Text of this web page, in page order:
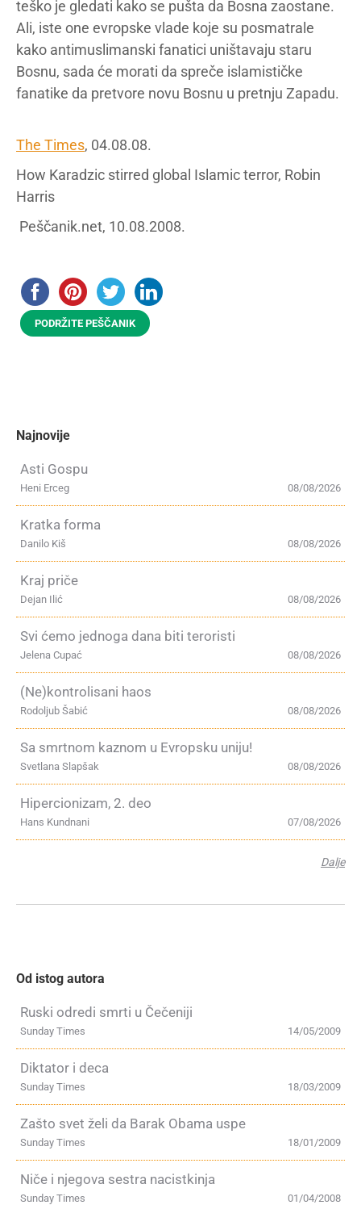
teško je gledati kako se pušta da Bosna zaostane.
Ali, iste one evropske vlade koje su posmatrale
kako antimuslimanski fanatici uništavaju staru
Bosnu, sada će morati da spreče islamističke
fanatike da pretvore novu Bosnu u pretnju Zapadu.
The Times, 04.08.08.
How Karadzic stirred global Islamic terror, Robin
Harris
Peščanik.net, 10.08.2008.
PODRŽITE PEŠČANIK
Najnovije
Asti Gospu
08/08/2026
Heni Erceg
Kratka forma
08/08/2026
Danilo Kiš
Kraj priče
08/08/2026
Dejan Ilić
Svi ćemo jednoga dana biti teroristi
08/08/2026
Jelena Cupać
(Ne)kontrolisani haos
08/08/2026
Rodoljub Šabić
Sa smrtnom kaznom u Evropsku uniju!
08/08/2026
Svetlana Slapšak
Hipercionizam, 2. deo
07/08/2026
Hans Kundnani
Dalje
Od istog autora
Ruski odredi smrti u Čečeniji
14/05/2009
Sunday Times
Diktator i deca
18/03/2009
Sunday Times
Zašto svet želi da Barak Obama uspe
18/01/2009
Sunday Times
Niče i njegova sestra nacistkinja
01/04/2008
Sunday Times